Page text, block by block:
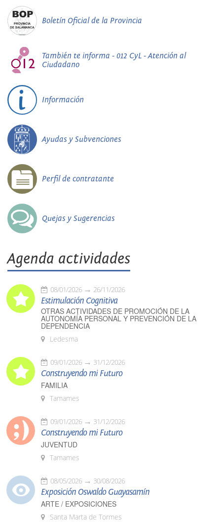
Boletín Oficial de la Provincia
También te informa - 012 CyL - Atención al
Ciudadano
Información
Ayudas y Subvenciones
Perfil de contratante
Quejas y Sugerencias
Agenda actividades
08/01/2026 26/11/2026
Estimulación Cognitiva
OTRAS ACTIVIDADES DE PROMOCIÓN DE LA
AUTONOMÍA PERSONAL Y PREVENCIÓN DE LA
DEPENDENCIA
Ledesma
09/01/2026 31/12/2026
Construyendo mi Futuro
FAMILIA
Tamames
09/01/2026 31/12/2026
Construyendo mi Futuro
JUVENTUD
Tamames
08/05/2026 30/08/2026
Exposición Oswaldo Guayasamín
ARTE / EXPOSICIONES
Santa Marta de Tormes